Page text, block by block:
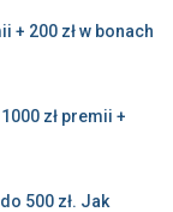
+ 200 zł w bonach
zł premii +
500 zł. Jak